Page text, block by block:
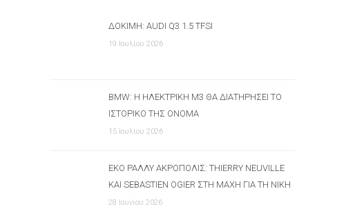
ΔΟΚΙΜΉ: AUDI Q3 1.5 TFSI
19 Ιουλίου 2026
BMW: Η ΗΛΕΚΤΡΙΚΉ M3 ΘΑ ΔΙΑΤΗΡΉΣΕΙ ΤΟ
ΙΣΤΟΡΙΚΌ ΤΗΣ ΌΝΟΜΑ
15 Ιουλίου 2026
ΕΚΟ ΡΆΛΛΥ ΑΚΡΌΠΟΛΙΣ: THIERRY NEUVILLE
ΚΑΙ SEBASTIEN OGIER ΣΤΗ ΜΆΧΗ ΓΙΑ ΤΗ ΝΊΚΗ
28 Ιουνίου 2026